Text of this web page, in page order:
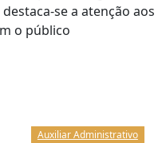
se a atenção
o público
Auxiliar Administrativo